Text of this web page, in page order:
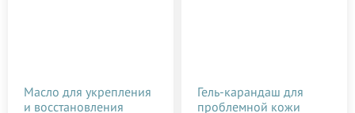
Масло для укрепления
и восстановления
Гель-карандаш для
проблемной кожи